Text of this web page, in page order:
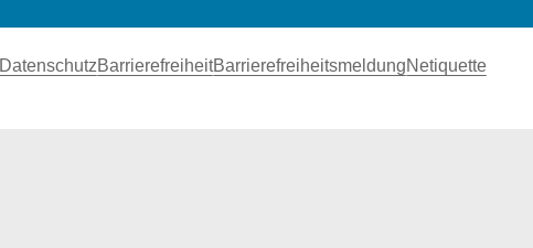
DatenschutzBarrierefreiheitBarrierefreiheitsmeldungNetiquette